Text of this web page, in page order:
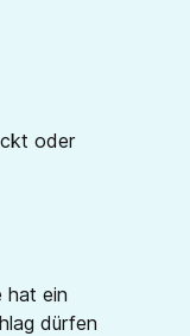
oder
hat ein
dürfen